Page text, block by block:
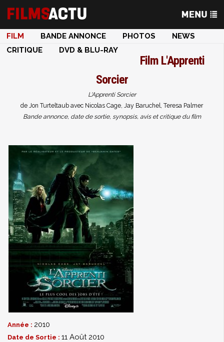
FILM BANDE ANNONCE PHOTOS
NEWS
CRITIQUE
DVD & BLU-RAY
Film L'Apprenti
Sorcier
L'Apprenti Sorcier
de Jon Turteltaub avec Nicolas Cage, Jay Baruchel, Teresa Palmer
Bande annonce, date de sortie, synopsis, avis et critique du film
Année : 2010
Date de Sortie : 11 Août 2010